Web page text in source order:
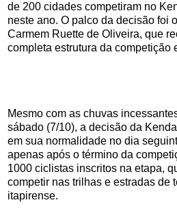
de 200 cidades competiram no
neste ano. O palco da decisão foi
Carmem Ruette de Oliveira, que
completa estrutura da competição
Mesmo com as chuvas
sábado (7/10), a decisão da
em sua normalidade no dia
apenas após o término da
1000 ciclistas inscritos na etapa,
competir nas trilhas e estradas de
itapirense.